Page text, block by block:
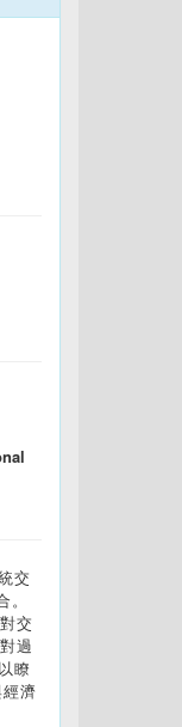
交
交
過
瞭
濟